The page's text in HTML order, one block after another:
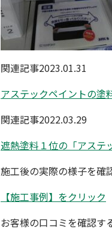
関連記事2023.01.31
アステックペイントの
関連記事2022.03.29
遮熱塗料１位の「アステ
施工後の実際の様子を確
【施工事例】をクリック
お客様の口コミを確認す